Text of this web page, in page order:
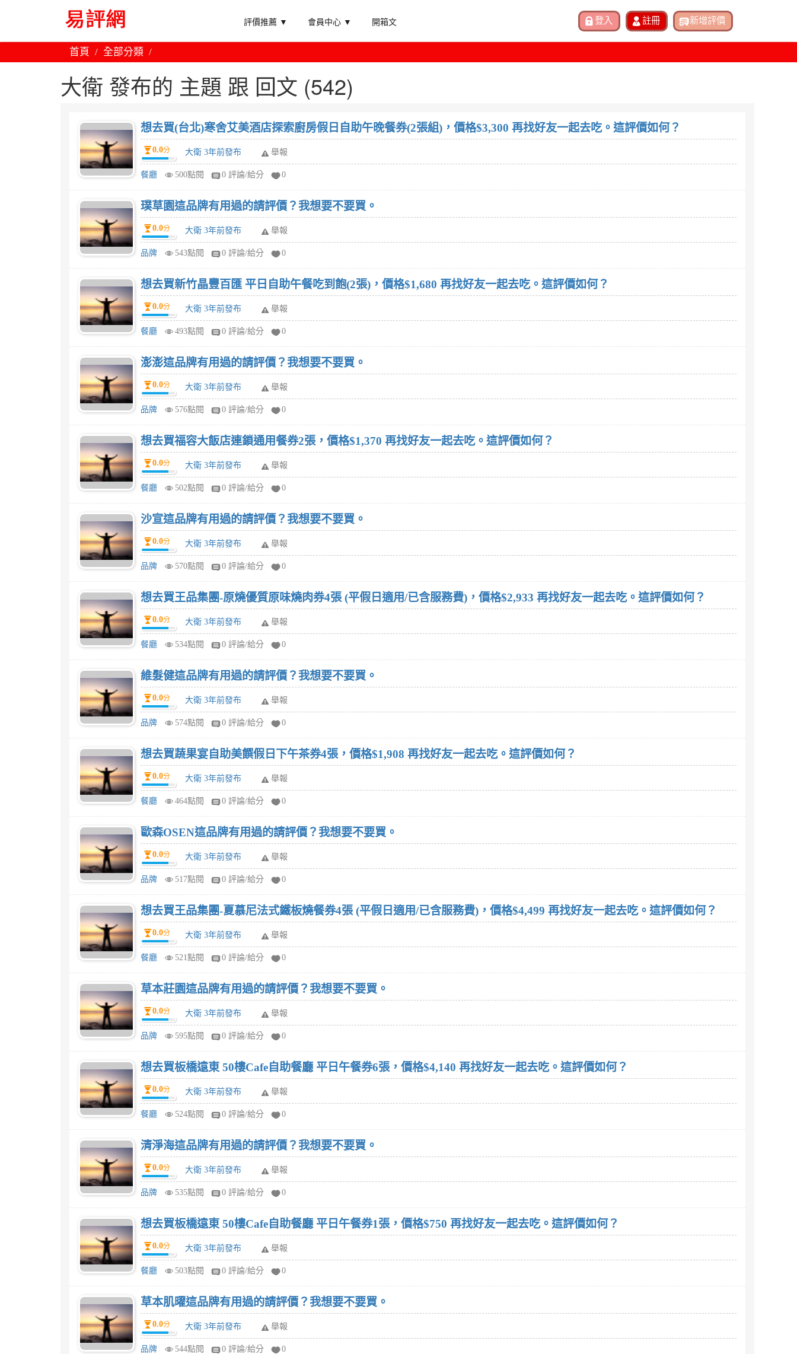
評價推薦 ▼ 會員中心 ▼ 開箱文
首頁 全部分類
大衛 發布的 主題 跟 回文 (542)
想去買(台北)寒舍艾美酒店探索廚房假日自助午晚餐券(2張組)，價格$3,300 再找好友一起去吃。這評價如何？
0.0分 大衛 3年前發布 舉報
餐廳 500點閱 0 評論/給分 0
璞草園這品牌有用過的請評價？我想要不要買。
0.0分 大衛 3年前發布 舉報
品牌 543點閱 0 評論/給分 0
想去買新竹晶豐百匯 平日自助午餐吃到飽(2張)，價格$1,680 再找好友一起去吃。這評價如何？
0.0分 大衛 3年前發布 舉報
餐廳 493點閱 0 評論/給分 0
澎澎這品牌有用過的請評價？我想要不要買。
0.0分 大衛 3年前發布 舉報
品牌 576點閱 0 評論/給分 0
想去買福容大飯店連鎖通用餐券2張，價格$1,370 再找好友一起去吃。這評價如何？
0.0分 大衛 3年前發布 舉報
餐廳 502點閱 0 評論/給分 0
沙宣這品牌有用過的請評價？我想要不要買。
0.0分 大衛 3年前發布 舉報
品牌 570點閱 0 評論/給分 0
想去買王品集團-原燒優質原味燒肉券4張 (平假日適用/已含服務費)，價格$2,933 再找好友一起去吃。這評價如何？
0.0分 大衛 3年前發布 舉報
餐廳 534點閱 0 評論/給分 0
維髮健這品牌有用過的請評價？我想要不要買。
0.0分 大衛 3年前發布 舉報
品牌 574點閱 0 評論/給分 0
想去買蔬果宴自助美饌假日下午茶券4張，價格$1,908 再找好友一起去吃。這評價如何？
0.0分 大衛 3年前發布 舉報
餐廳 464點閱 0 評論/給分 0
歐森OSEN這品牌有用過的請評價？我想要不要買。
0.0分 大衛 3年前發布 舉報
品牌 517點閱 0 評論/給分 0
想去買王品集團-夏慕尼法式鐵板燒餐券4張 (平假日適用/已含服務費)，價格$4,499 再找好友一起去吃。這評價如何？
0.0分 大衛 3年前發布 舉報
餐廳 521點閱 0 評論/給分 0
草本莊園這品牌有用過的請評價？我想要不要買。
0.0分 大衛 3年前發布 舉報
品牌 595點閱 0 評論/給分 0
想去買板橋遠東 50樓Cafe自助餐廳 平日午餐券6張，價格$4,140 再找好友一起去吃。這評價如何？
0.0分 大衛 3年前發布 舉報
餐廳 524點閱 0 評論/給分 0
清淨海這品牌有用過的請評價？我想要不要買。
0.0分 大衛 3年前發布 舉報
品牌 535點閱 0 評論/給分 0
想去買板橋遠東 50樓Cafe自助餐廳 平日午餐券1張，價格$750 再找好友一起去吃。這評價如何？
0.0分 大衛 3年前發布 舉報
餐廳 503點閱 0 評論/給分 0
草本肌曜這品牌有用過的請評價？我想要不要買。
0.0分 大衛 3年前發布 舉報
品牌 544點閱 0 評論/給分 0